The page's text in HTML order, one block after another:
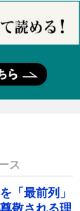
ス
「最前列」